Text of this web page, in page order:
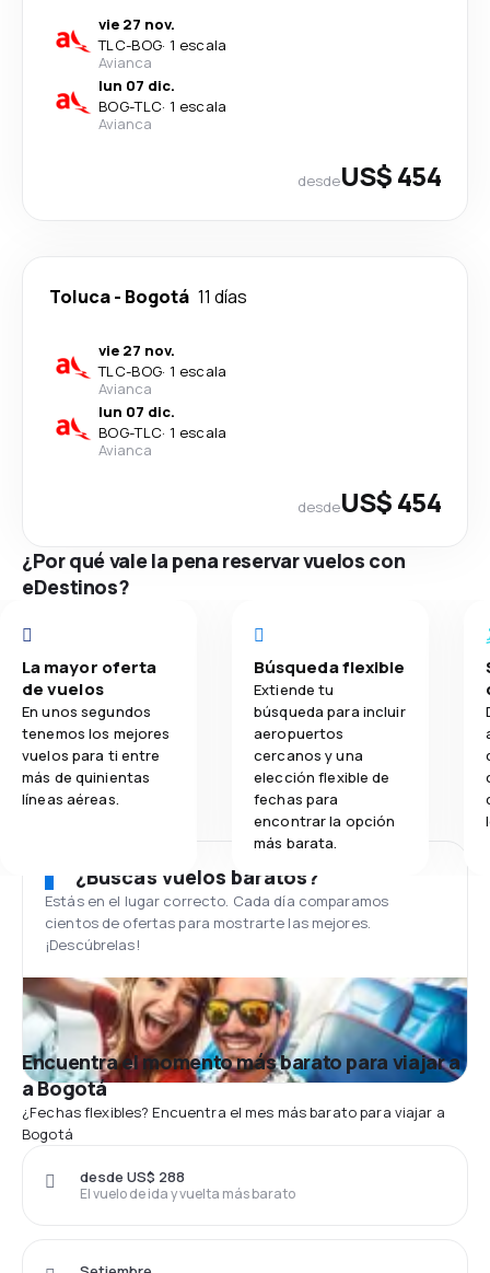
vie 27 nov.
TLC-BOG· 1 escala
Avianca
lun 07 dic.
BOG-TLC· 1 escala
Avianca
desdeUS$ 454
Toluca- Bogotá 11 días
vie 27 nov.
TLC-BOG· 1 escala
Avianca
lun 07 dic.
BOG-TLC· 1 escala
Avianca
desdeUS$ 454
¿Por qué vale la pena reservar vuelos con
eDestinos?
La mayor oferta
de vuelos
En unos segundos
tenemos los mejores
vuelos para ti entre
más de quinientas
líneas aéreas.
Búsqueda flexible
Extiende tu
búsqueda para incluir
aeropuertos
cercanos y una
elección flexible de
fechas para
encontrar la opción
más barata.
¿Buscas vuelos baratos?
Estás en el lugar correcto. Cada día comparamos
cientos de ofertas para mostrarte las mejores.
¡Descúbrelas!
Encuentra el momento más barato para viajar a
a Bogotá
¿Fechas flexibles? Encuentra el mes más barato para viajar a
Bogotá
El vuelo de ida y vuelta más barato
desde US$ 288